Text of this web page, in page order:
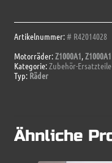
+
Z1000A2
Artikelnummer:# R42014028
Motorräder:Z1000A1,
Kategorie:Zubehör-Ersatzteile
Typ: Räder
Ähnliche